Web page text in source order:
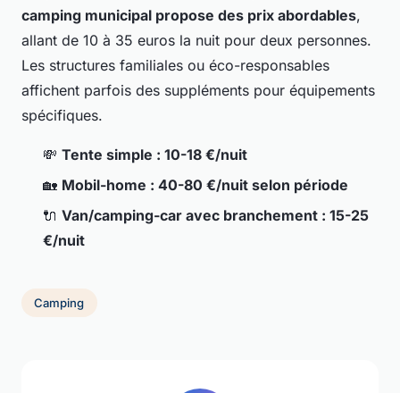
camping municipal propose des prix abordables,
allant de 10 à 35 euros la nuit pour deux personnes.
Les structures familiales ou éco-responsables
affichent parfois des suppléments pour équipements
spécifiques.
💸 Tente simple : 10-18 €/nuit
🏡 Mobil-home : 40-80 €/nuit selon période
🔌 Van/camping-car avec branchement : 15-25
€/nuit
Camping